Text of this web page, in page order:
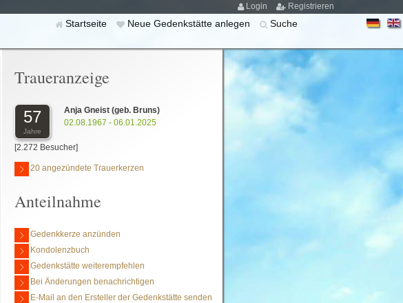
Login Registrieren
Startseite Neue Gedenkstätte anlegen Suche
Traueranzeige
57
Jahre
Anja Gneist (geb. Bruns)
02.08.1967 - 06.01.2025
[2.272 Besucher]
20 angezündete Trauerkerzen
Anteilnahme
Gedenkkerze anzünden
Kondolenzbuch
Gedenkstätte weiterempfehlen
Bei Änderungen benachrichtigen
E-Mail an den Ersteller der Gedenkstätte senden